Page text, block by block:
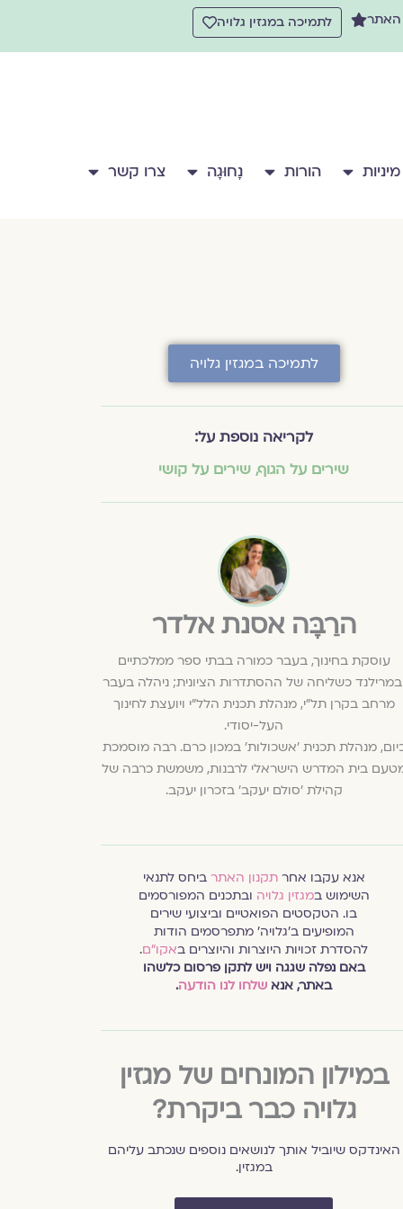
האתר לתמיכה במגזין גלויה
מיניות הורות נָחוּגָה צרו קשר
לתמיכה במגזין גלויה
לקריאה נוספת על:
שירים על הגוף, שירים על קושי
הרַבָּה אסנת אלדר
עוסקת בחינוך, בעבר כמורה בבתי ספר ממלכתיים
כשליחה של ההסתדרות הציונית; ניהלה בעבר
מרחב בקרן תל"י, מנהלת תכנית הלל"י ויועצת לחינוך
העל-יסודי.
מנהלת תכנית ׳אשכולות׳ במכון כרם. רבה מוסמכת
בית המדרש הישראלי לרבנות, משמשת כרבה של
קהילת 'סולם יעקב' בזכרון יעקב.
אנא עקבו אחרתקנון האתר ביחס לתנאי
השימוש במגזין גלויה ובתכנים המפורסמים
בו. הטקסטים הפואטיים וביצועי שירים
המופיעים ב׳גלויה׳ מתפרסמים הודות
להסדרת זכויות היוצרות והיוצרים באקו״ם.
באם נפלה שגגה ויש לתקן פרסום כלשהו
באתר, אנא שלחו לנו הודעה.
במילון המונחים של מגזין
גלויה כבר ביקרת?
האינדקס שיוביל אותך לנושאים נוספים שנכתב עליהם
במגזין.